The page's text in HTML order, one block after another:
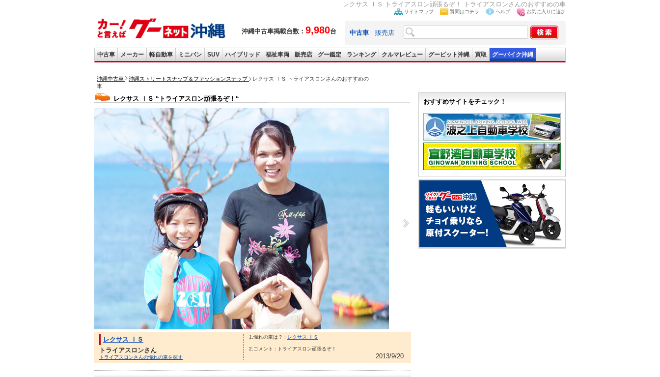
レクサス ＩＳ トライアスロン頑張るぞ！ トライアスロンさんのおすすめの車
沖縄中古車掲載台数： 9,980台
サイトマップ 質問はコチラ ヘルプ お気に入りに追加
中古車 ｜ 販売店
中古車 メーカー 軽自動車 ミニバン SUV ハイブリッド 福祉車両 販売店 グー鑑定 ランキング クルマレビュー グーピット沖縄 買取 グーバイク沖縄
沖縄中古車 沖縄ストリートスナップ＆ファッションスナップ
レクサス ＩＳ トライアスロンさんのおすすめの
車
レクサス ＩＳ “トライアスロン頑張るぞ！“
レクサス ＩＳ
トライアスロンさん
トライアスロンさんの憧れの車を探す
1.憧れの車は？ : レクサス ＩＳ
2.コメント : トライアスロン頑張るぞ！
2013/9/20
おすすめサイトをチェック！